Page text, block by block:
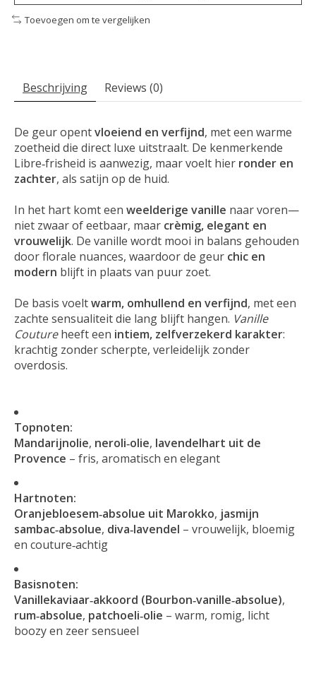
Toevoegen om te vergelijken
Beschrijving Reviews (0)
De geur opentvloeiend en verfijnd, met een warme
zoetheid die direct luxe uitstraalt. De kenmerkende
Libre‑frisheid is aanwezig, maar voelt hier ronder en
zachter, als satijn op de huid.
In het hart komt een weelderige vanille naar voren—
niet zwaar of eetbaar, maar crèmig, elegant en
vrouwelijk. De vanille wordt mooi in balans gehouden
door florale nuances, waardoor de geur chic en
modern blijft in plaats van puur zoet.
De basis voeltwarm, omhullend en verfijnd, met een
zachte sensualiteit die lang blijft hangen. Vanille
Coutureheeft een intiem, zelfverzekerd karakter:
krachtig zonder scherpte, verleidelijk zonder
overdosis.
Topnoten:
Mandarijnolie, neroli‑olie, lavendelhart uit de
Provence – fris, aromatisch en elegant
Hartnoten:
Oranjebloesem‑absolue uit Marokko, jasmijn
sambac‑absolue, diva‑lavendel – vrouwelijk, bloemig
en couture‑achtig
Basisnoten:
Vanillekaviaar‑akkoord (Bourbon‑vanille‑absolue),
rum‑absolue, patchoeli‑olie – warm, romig, licht
boozy en zeer sensueel